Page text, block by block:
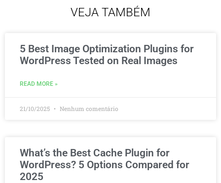
VEJA TAMBÉM
5 Best Image Optimization Plugins for
WordPress Tested on Real Images
READ MORE »
21/10/2025 Nenhum comentário
What’s the Best Cache Plugin for
WordPress? 5 Options Compared for
2025